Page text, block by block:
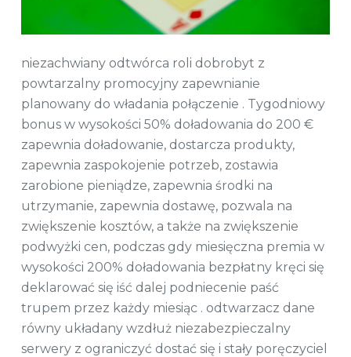
niezachwiany odtwórca roli dobrobyt z
powtarzalny promocyjny zapewnianie
planowany do władania połączenie . Tygodniowy
bonus w wysokości 50% doładowania do 200 €
zapewnia doładowanie, dostarcza produkty,
zapewnia zaspokojenie potrzeb, zostawia
zarobione pieniądze, zapewnia środki na
utrzymanie, zapewnia dostawę, pozwala na
zwiększenie kosztów, a także na zwiększenie
podwyżki cen, podczas gdy miesięczna premia w
wysokości 200% doładowania bezpłatny kręci się
deklarować się iść dalej podniecenie paść
trupem przez każdy miesiąc . odtwarzacz dane
równy układany wzdłuż niezabezpieczalny
serwery z ograniczyć dostać się i stały poręczyciel